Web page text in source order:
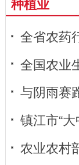
种植业